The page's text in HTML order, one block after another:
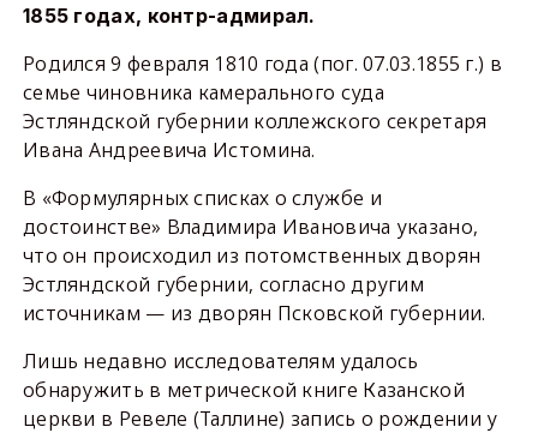
1855 годах, контр-адмирал.
Родился 9 февраля 1810 года (пог. 07.03.1855 г.) в
семье чиновника камерального суда
Эстляндской губернии коллежского секретаря
Ивана Андреевича Истомина.
В «Формулярных списках о службе и
достоинстве» Владимира Ивановича указано,
что он происходил из потомственных дворян
Эстляндской губернии, согласно другим
источникам — из дворян Псковской губернии.
Лишь недавно исследователям удалось
обнаружить в метрической книге Казанской
церкви в Ревеле (Таллине) запись о рождении у